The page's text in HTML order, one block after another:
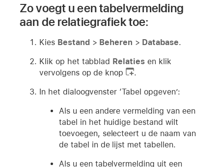
Zo voegt u een tabelvermelding
aan de relatiegrafiek toe:
Kies Bestand> Beheren > Database.
Klik op het tabblad Relatiesen klik
vervolgens op de knop
.
In het dialoogvenster ‘Tabel opgeven’:
Als u een andere vermelding van een
tabel in het huidige bestand wilt
toevoegen, selecteert u de naam van
de tabel in de lijst met tabellen.
Als u een tabelvermelding uit een